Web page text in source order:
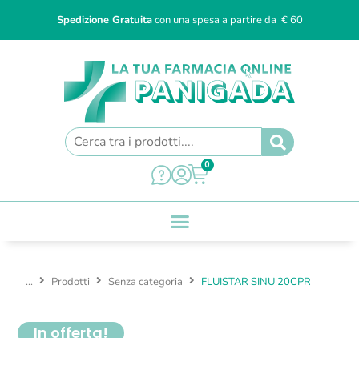
Spedizione Gratuitacon una spesa a partire da € 60
0
... Prodotti Senza categoria FLUISTAR SINU 20CPR
In offerta!